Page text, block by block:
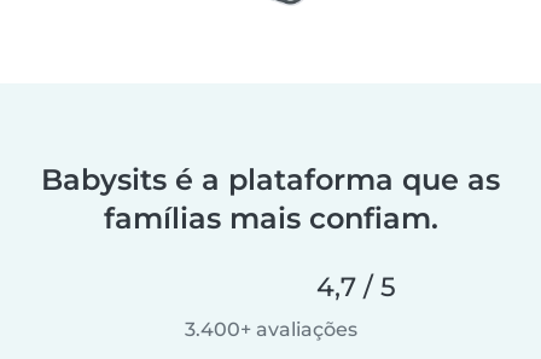
Babysits é a plataforma que as
famílias mais confiam.
4,7 / 5
3.400+ avaliações